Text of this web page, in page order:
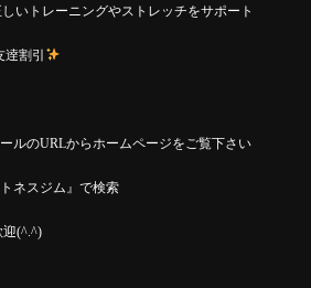
いトレーニングやストレッチをサポート
逹割引
ルのURLからホームページをご覧下さい
ネスジム』で検索
迎(^.^)